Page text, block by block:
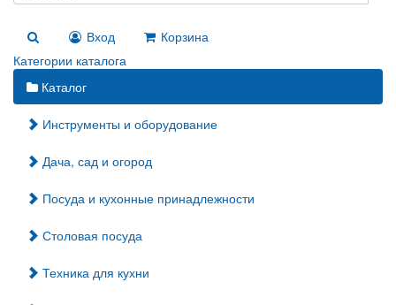
Вход
Корзина
Категории каталога
Каталог
Инструменты и оборудование
Дача, сад и огород
Посуда и кухонные принадлежности
Столовая посуда
Техника для кухни